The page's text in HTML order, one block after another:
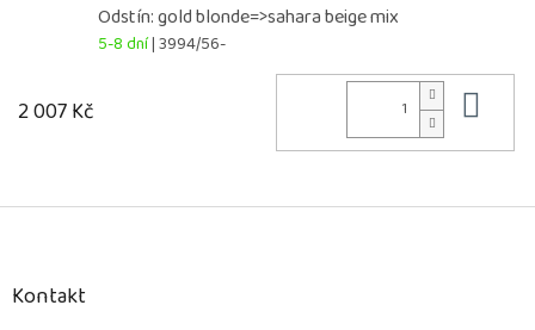
Odstín: gold blonde=>sahara beige mix
5-8 dní| 3994/56-
2 007 Kč
Z
Kontakt